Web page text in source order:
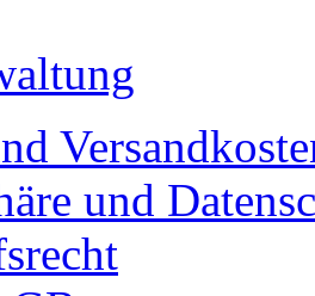
und